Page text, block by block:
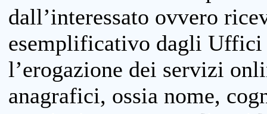
dall’interessato ovvero
esemplificativo dagli
l’erogazione dei servizi
anagrafici, ossia nome,